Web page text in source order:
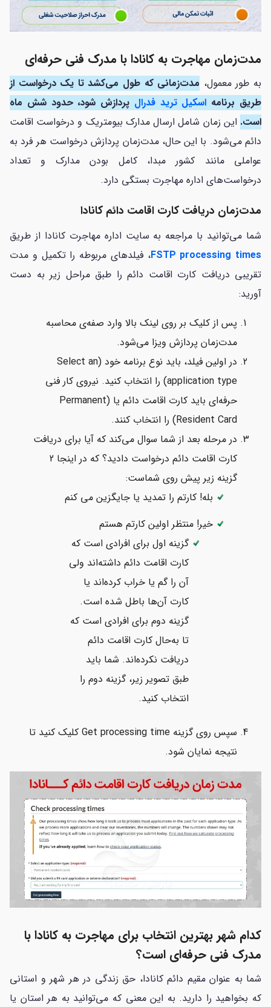
مدت‌زمان مهاجرت به کانادا با مدرک فنی حرفه‌ای
به طور معمول، مدت‌زمانی که طول می‌کشد تا یک درخواست از
طریق برنامه اسکیل ترید فدرال پردازش شود، حدود شش ماه
است. این زمان شامل ارسال مدارک بیومتریک و درخواست اقامت
دائم می‌شود. با این حال، مدت‌زمان پردازش درخواست هر فرد به
عواملی مانند کشور مبدا، کامل بودن مدارک و تعداد
درخواست‌های اداره مهاجرت بستگی دارد.
مدت‌زمان دریافت کارت اقامت دائم کانادا
شما می‌توانید با مراجعه به سایت اداره مهاجرت کانادا از طریق
FSTP processing times، فیلدهای مربوطه‌ را تکمیل و مدت
تقریبی دریافت کارت اقامت دائم را طبق مراحل زیر به دست
آورید:
پس از کلیک بر روی لینک بالا وارد صفه‌ی محاسبه
مدت‌زمان پردازش ویزا می‌شود.
در اولین فیلد، باید نوع برنامه خود (Select an
application type) را انتخاب کنید. نیروی کار فنی
حرفه‌ای باید کارت اقامت دائم یا (Permanent
Resident Card) را انتخاب کنند.
در مرحله بعد از شما سوال می‌کند که آیا برای دریافت
کارت اقامت دائم درخواست دادید؟ که در اینجا 2
گزینه زیر پیش روی شماست:
بله! کارتم را تمدید یا جایگزین می کنم
خیر! منتظر اولین کارتم هستم
گزینه اول برای افرادی است که
کارت اقامت دائم داشته‌اند ولی
آن را گم یا خراب کرده‌اند یا
کارت آن‌ها باطل شده است.
گزینه دوم برای افرادی است که
تا به‌حال کارت اقامت دائم
دریافت نکرده‌اند. شما باید
طبق تصویر زیر، گزینه دوم را
انتخاب کنید.
سپس روی گزینه Get processing time کلیک کنید تا
نتیجه نمایان شود.
کدام شهر بهترین انتخاب برای مهاجرت به کانادا با
مدرک فنی حرفه‌ای است؟
شما به عنوان مقیم دائم کانادا، حق زندگی در هر شهر و استانی
که بخواهید را دارید. به این معنی که می‌توانید به هر استان یا